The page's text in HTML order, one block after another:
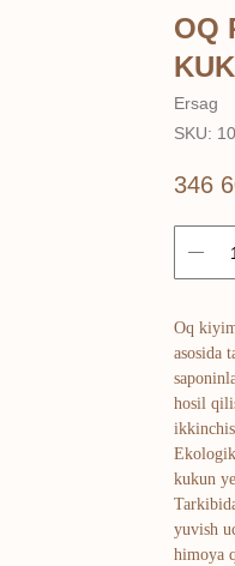
OQ
Ersag
SKU:
346
Oq
asosida
hosil
kukun
yuvish
himoya